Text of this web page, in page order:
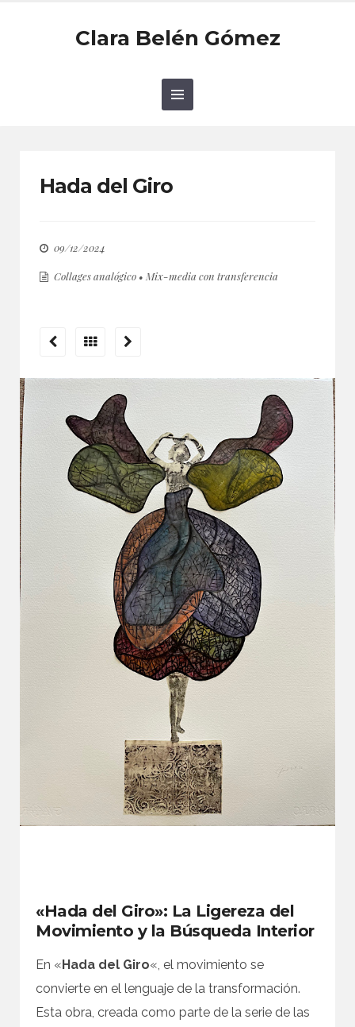
Clara Belén Gómez
Hada del Giro
09/12/2024
Collages analógico • Mix-media con transferencia
«Hada del Giro»: La Ligereza del
Movimiento y la Búsqueda Interior
En «Hada del Giro«, el movimiento se
convierte en el lenguaje de la transformación.
Esta obra, creada como parte de la serie de las